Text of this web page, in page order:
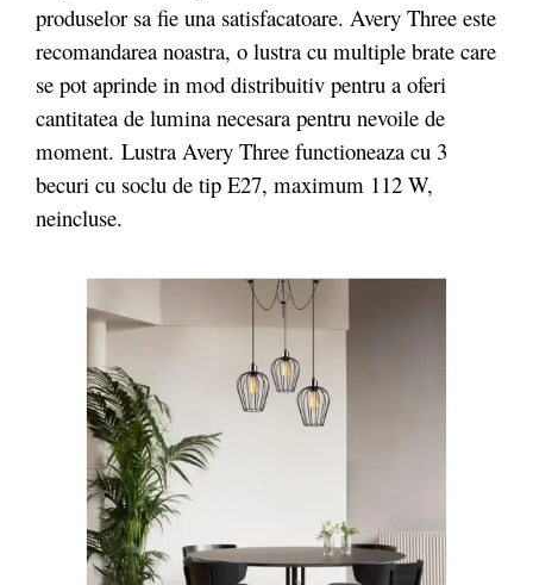
produselor sa fie una satisfacatoare. Avery Three este
recomandarea noastra, o lustra cu multiple brate care
se pot aprinde in mod distribuitiv pentru a oferi
cantitatea de lumina necesara pentru nevoile de
moment. Lustra Avery Three functioneaza cu 3
becuri cu soclu de tip E27, maximum 112 W,
neincluse.